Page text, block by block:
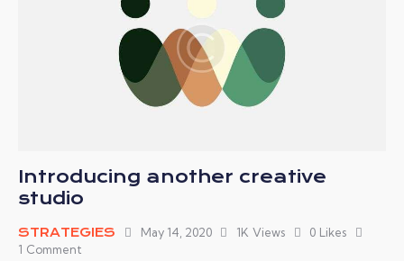
Introducing another creative
studio
STRATEGIES May 14, 2020 1K Views 0 Likes
1 Comment